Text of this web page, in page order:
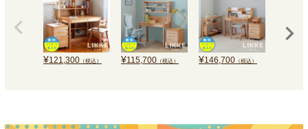
¥121,300 （税込） ¥115,700 （税込） ¥146,700 （税込）